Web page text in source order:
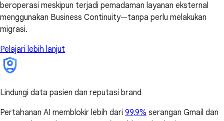
beroperasi meskipun terjadi pemadaman layanan eksternal
menggunakan Business Continuity—tanpa perlu melakukan
migrasi.
Pelajari lebih lanjut
Lindungi data pasien dan reputasi brand
Pertahanan AI memblokir lebih dari 99,9% serangan Gmail dan